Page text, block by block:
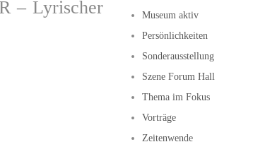
– Lyrischer
Museum aktiv
Persönlichkeiten
Sonderausstellung
Szene Forum Hall
Thema im Fokus
Vorträge
Zeitenwende